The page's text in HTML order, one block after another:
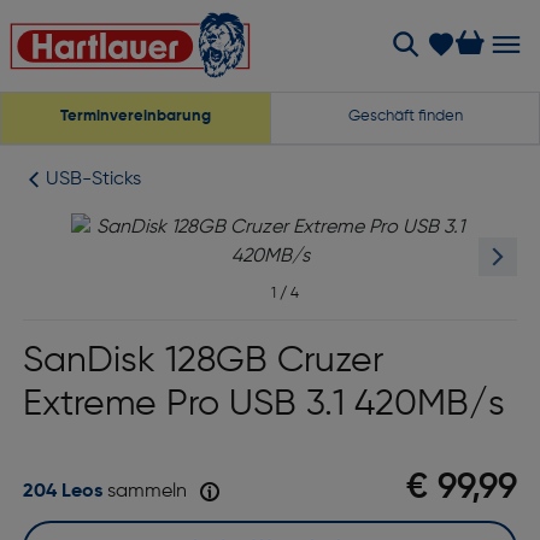
Terminvereinbarung Geschäft finden
USB-Sticks
1 / 4
SanDisk 128GB Cruzer
Extreme Pro USB 3.1 420MB/s
€ 99,99
204 Leossammeln